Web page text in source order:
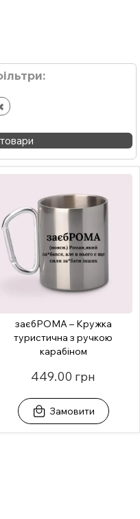
товари
заєбРОМА – Кружка
туристична з ручкою
карабіном
449.00 грн
Замовити